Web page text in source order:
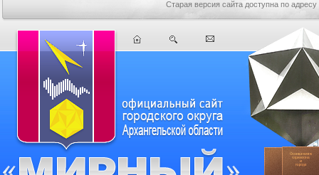
Старая версия сайта доступна по адресу